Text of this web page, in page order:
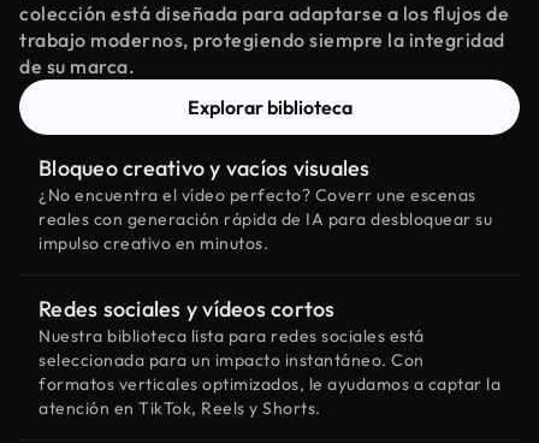
colección está diseñada para adaptarse a los flujos de
trabajo modernos, protegiendo siempre la integridad
de su marca.
Explorar biblioteca
Bloqueo creativo y vacíos visuales
¿No encuentra el vídeo perfecto? Coverr une escenas
reales con generación rápida de IA para desbloquear su
impulso creativo en minutos.
Redes sociales y vídeos cortos
Nuestra biblioteca lista para redes sociales está
seleccionada para un impacto instantáneo. Con
formatos verticales optimizados, le ayudamos a captar la
atención en TikTok, Reels y Shorts.